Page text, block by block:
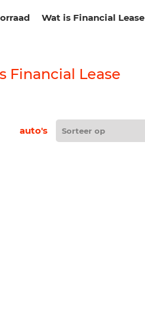
Wat is Financial Lease
Financial Lease
auto's